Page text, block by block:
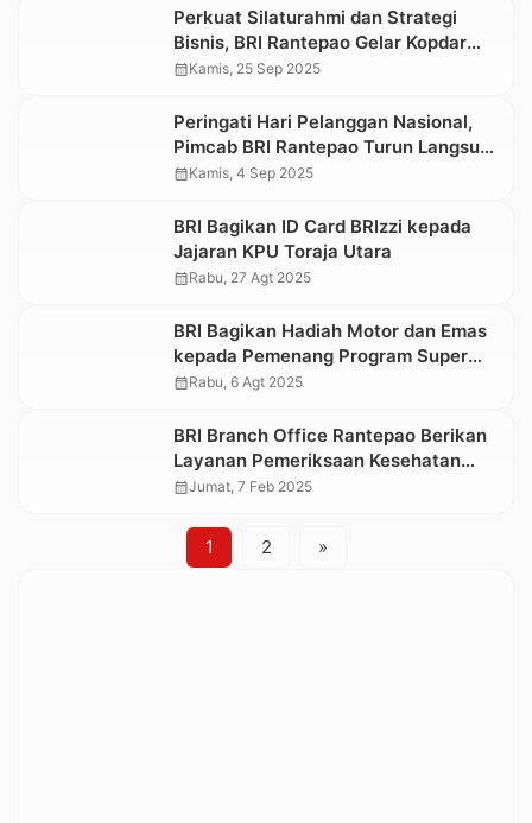
Perkuat Silaturahmi dan Strategi
Bisnis, BRI Rantepao Gelar Kopdar
Agen BRILink
calendar_monthKamis, 25 Sep 2025
Peringati Hari Pelanggan Nasional,
Pimcab BRI Rantepao Turun Langsung
Melayani Nasabah
calendar_monthKamis, 4 Sep 2025
BRI Bagikan ID Card BRIzzi kepada
Jajaran KPU Toraja Utara
calendar_monthRabu, 27 Agt 2025
BRI Bagikan Hadiah Motor dan Emas
kepada Pemenang Program Super
Agen BRILink
calendar_monthRabu, 6 Agt 2025
BRI Branch Office Rantepao Berikan
Layanan Pemeriksaan Kesehatan
Gratis kepada Nasabah Pensiunan
calendar_monthJumat, 7 Feb 2025
1 2 »